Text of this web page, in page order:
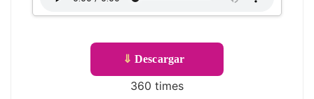
⇓ Descargar
360 times